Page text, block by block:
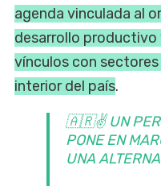
agenda vinculada al
desarrollo productivo
vínculos con
interior del país.
🇦🇷✌️ UN
PONE EN
UNA